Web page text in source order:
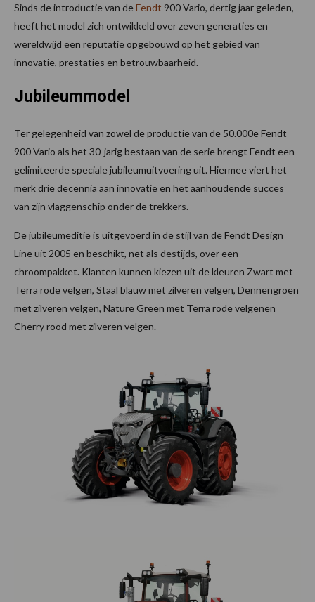
Sinds de introductie van deFendt 900 Vario, dertig jaar geleden,
heeft het model zich ontwikkeld over zeven generaties en
wereldwijd een reputatie opgebouwd op het gebied van
innovatie, prestaties en betrouwbaarheid.
Jubileummodel
Ter gelegenheid van zowel de productie van de 50.000e Fendt
900 Vario als het 30-jarig bestaan van de serie brengt Fendt een
gelimiteerde speciale jubileumuitvoering uit. Hiermee viert het
merk drie decennia aan innovatie en het aanhoudende succes
van zijn vlaggenschip onder de trekkers.
De jubileumeditie is uitgevoerd in de stijl van de Fendt Design
Line uit 2005 en beschikt, net als destijds, over een
chroompakket. Klanten kunnen kiezen uit de kleuren Zwart met
Terra rode velgen, Staal blauw met zilveren velgen, Dennengroen
met zilveren velgen, Nature Green met Terra rode velgenen
Cherry rood met zilveren velgen.